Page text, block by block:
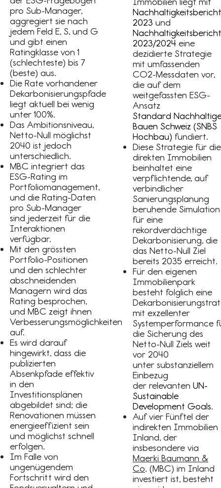
pro Sub-Manager,
aggregiert sie nach
jedem Feld E, S, und G
und gibt einen
Ratingklasse von 1
(schlechteste) bis 7
(beste) aus.
Die Rate vorhandener
Dekarbonisierungspfade
liegt aktuell bei wenig
unter 100%.
Das Ambitionsniveau,
Netto-Null möglichst
2040 ist jedoch
unterschiedlich.
MBC integriert das
ESG-Rating im
Portfoliomanagement,
und die Rating-Daten
pro Sub-Manager
sind jederzeit für die
Interaktionen
verfügbar.
Mit den grössten
Portfolio-Positionen
und den schlechter
abschneidenden
Managern wird das
Rating besprochen,
und MBC zeigt ihnen
Verbesserungsmöglichkeiten
auf.
Es wird darauf
hingewirkt, dass die
publizierten
Absenkpfade effektiv
in den
Investitionsplänen
abgebildet sind; die
Renovationen müssen
energieeffizient sein
und möglichst schnell
erfolgen.
Im Falle von
ungenügendem
Fortschritt wird den
Nachhaltigkeitsbericht
2023 und
Nachhaltigkeitsbericht
2023/2024 eine
dezidierte Strategie
mit umfassenden
CO2-Messdaten vor,
die auf dem
weitgefassten ESG-
Ansatz
Standard
Bauen Schweiz (SNBS
Hochbau) fundiert.
Diese Strategie für die
direkten Immobilien
beinhaltet eine
verpflichtende, auf
verbindlicher
Sanierungsplanung
beruhende Simulation
für eine
rekordverdächtige
Dekarbonisierung, die
das Netto-Null Ziel
bereits 2035 erreicht.
Für den eigenen
Immobilienpark
besteht folglich eine
mit exzellenter
Systemperformance
die Sicherung des
Netto-Null Ziels weit
vor 2040
unter substanziellem
Einbezug
der relevanten UN-
Sustainable
Development Goals.
Auf vier Fünftel der
indirekten Immobilien
Inland, der
insbesondere via
Maerki Baumann &
Co. (MBC) im Inland
investiert ist, besteht